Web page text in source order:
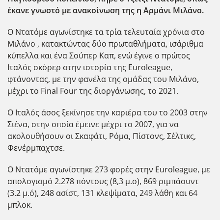
έκανε γνωστό με ανακοίνωση της η Αρμάνι Μιλάνο.
Ο Ντατόμε αγωνίστηκε τα τρία τελευταία χρόνια στο
Μιλάνο , κατακτώντας δύο πρωταθλήματα, ισάριθμα
κύπελλα και ένα Σούπερ Καπ, ενώ έγινε ο πρώτος
Ιταλός σκόρερ στην ιστορία της Euroleague,
φτάνοντας, με την φανέλα της ομάδας του Μιλάνο,
μέχρι το Final Four της διοργάνωσης, το 2021.
Ο Ιταλός άσος ξεκίνησε την καριέρα του το 2003 στην
Σιένα, στην οποία έμεινε μέχρι το 2007, για να
ακολουθήσουν οι Σκαφάτι, Ρόμα, Πίστονς, Σέλτικς,
Φενέρμπαχτσε.
Ο Ντατόμε αγωνίστηκε 273 φορές στην Euroleague, με
απολογισμό 2.278 πόντους (8,3 μ.ο), 869 ριμπάουντ
(3.2 μ.ό), 248 ασίστ, 131 κλεψίματα, 249 λάθη και 64
μπλοκ.